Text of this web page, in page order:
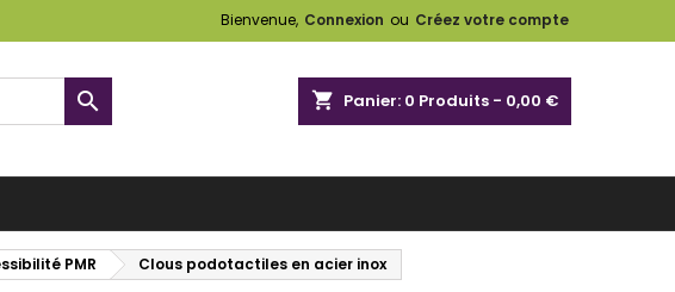
Bienvenue, Connexion ou Créez votre compte
shopping_cart Panier: 0 Produits - 0,00 €

PMR Clous podotactiles en acier inox